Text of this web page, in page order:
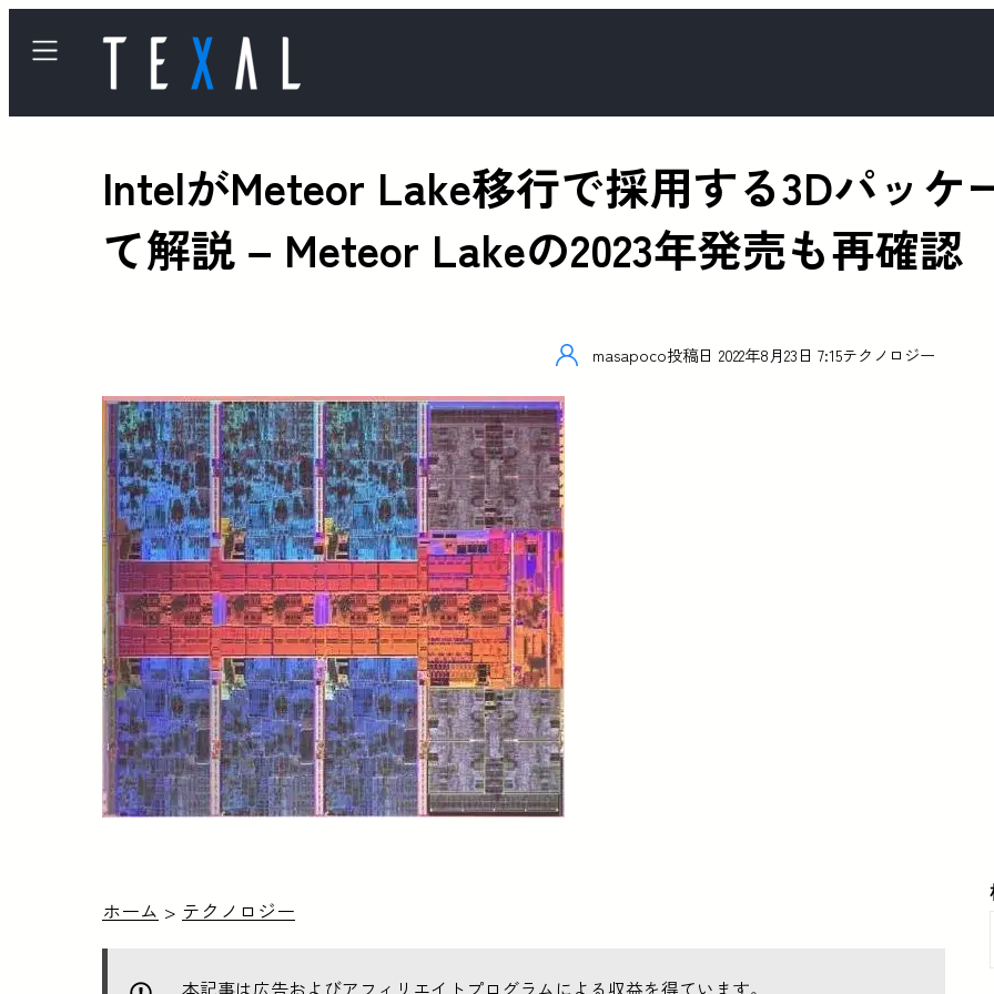
IntelがMeteor Lake移行で採用する3Dパッケ
て解説 – Meteor Lakeの2023年発売も再確認
masapoco投稿日 2022年8月23日 7:15テクノロジー
ホーム > テクノロジー